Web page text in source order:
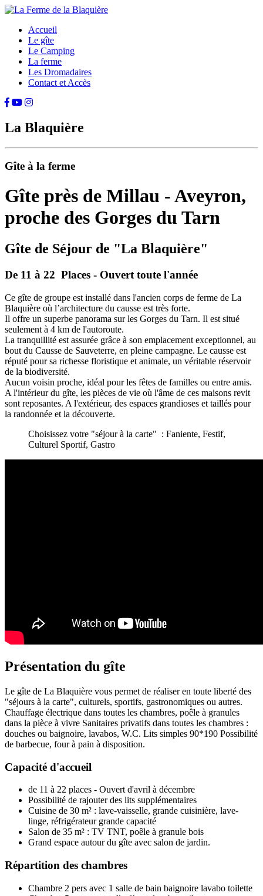
Accueil
Le gîte
Le Camping
La ferme
Les Dromadaires
Contact et Accès
La Blaquière
Gîte à la ferme
Gîte près de Millau - Aveyron,
proche des Gorges du Tarn
Gîte de Séjour de "La Blaquière"
De 11 à 22 Places - Ouvert toute l'année
Ce gîte de groupe est installé dans l'ancien corps de ferme de La
Blaquière où l’architecture du causse est très forte.
Il offre un superbe panorama sur les Gorges du Tarn. Il est situé
seulement à 4 km de l'autoroute.
La tranquillité est assurée grâce à son emplacement exceptionnel, au
bout du Causse de Sauveterre, en pleine campagne. Le causse est
réputé pour sa richesse floristique et animale, un véritable réservoir
de la biodiversité.
Aucun voisin proche, idéal pour les fêtes de familles ou entre amis.
A l'intérieur du gîte, les pièces de vie où l'âme de ces maisons revit
sont reposantes. A l'extérieur, des espaces grandioses et taillés pour
la randonnée et la découverte.
Choisissez votre "séjour à la carte" : Faniente, Festif,
Culturel Sportif, Gastro
Présentation du gîte
Le gîte de La Blaquière vous permet de réaliser en toute liberté des
"séjours à la carte", culturels, sportifs, gastronomiques ou autres.
Chauffage électrique dans toutes les chambres, poêle à granules
dans la pièce à vivre Sanitaires privatifs dans toutes les chambres :
douches ou baignoire, lavabos, W.C. Lits simples 90*190 Possibilité
de barbecue, four à pain à disposition.
Capacité d'accueil
de 11 à 22 places - Ouvert d'avril à décembre
Possibilité de rajouter des lits supplémentaires
Cuisine de 30 m² : lave-vaisselle, grande cuisinière, lave-
linge, réfrigérateur grande capacité
Salon de 35 m² : TV TNT, poêle à granule bois
Grand espace autour du gîte avec salon de jardin.
Répartition des chambres
Chambre 2 pers avec 1 salle de bain baignoire lavabo toilette